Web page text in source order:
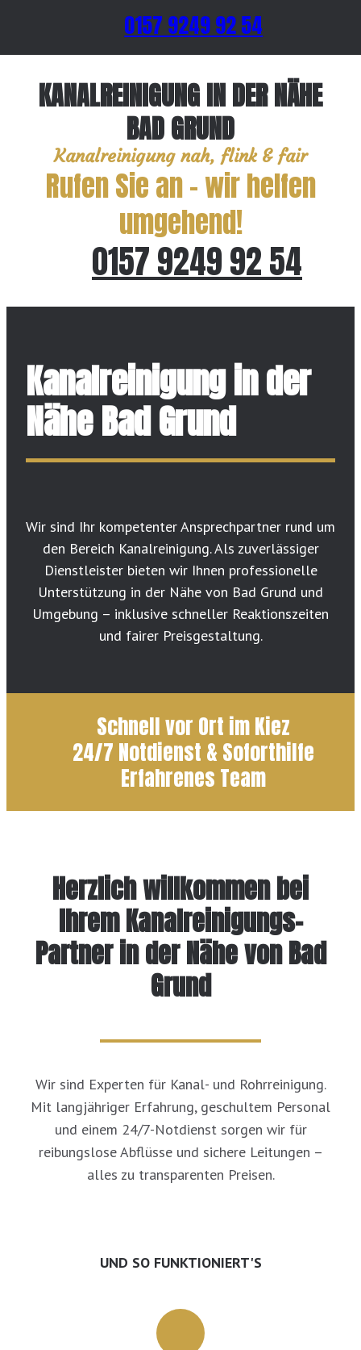
0157 9249 92 54
KANALREINIGUNG IN DER NÄHE
BAD GRUND
Kanalreinigung nah, flink & fair
Rufen Sie an – wir helfen
umgehend!
0157 9249 92 54
Kanalreinigung in der
Nähe Bad Grund
Wir sind Ihr kompetenter Ansprechpartner rund um
den Bereich Kanalreinigung. Als zuverlässiger
Dienstleister bieten wir Ihnen professionelle
Unterstützung in der Nähe von Bad Grund und
Umgebung – inklusive schneller Reaktionszeiten
und fairer Preisgestaltung.
Schnell vor Ort im Kiez
24/7 Notdienst & Soforthilfe
Erfahrenes Team
Herzlich willkommen bei
Ihrem Kanalreinigungs-
Partner in der Nähe von Bad
Grund
Wir sind Experten für Kanal- und Rohrreinigung.
Mit langjähriger Erfahrung, geschultem Personal
und einem 24/7-Notdienst sorgen wir für
reibungslose Abflüsse und sichere Leitungen –
alles zu transparenten Preisen.
UND SO FUNKTIONIERT'S